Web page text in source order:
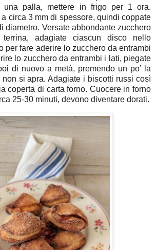
una palla, mettere in frigo per 1 ora.
a circa 3 mm di spessore, quindi coppate
diametro. Versate abbondante zucchero
adagiate ciascun disco nello
per fare aderire lo zucchero da entrambi
lo zucchero da entrambi i lati, piegate
di nuovo a metà, premendo un po’ la
si apra. Adagiate i biscotti russi così
coperta di carta forno. Cuocere in forno
25-30 minuti, devono diventare dorati.